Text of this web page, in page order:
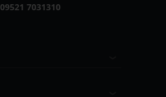
09521 7031310